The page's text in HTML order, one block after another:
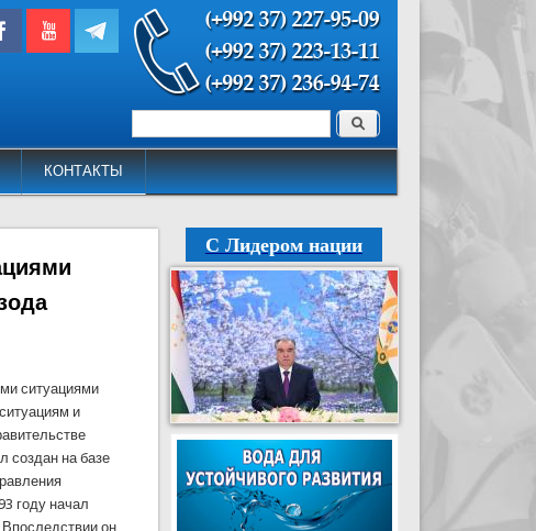
КОНТАКТЫ
Форма поиска Поиск
ситуациями
и
создан на базе
году начал
Впоследствии он
С Лидером нации